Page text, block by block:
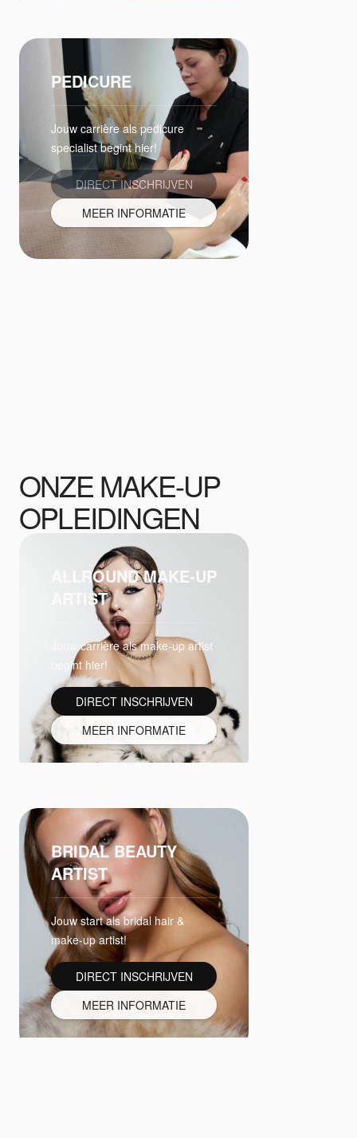
PEDICURE
Jouw carrière als pedicure
specialist begint hier!
DIRECT INSCHRIJVEN
MEER INFORMATIE
ONZE MAKE-UP
OPLEIDINGEN
ALLROUND MAKE-UP
ARTIST
Jouw carrière als make-up artist
begint hier!
DIRECT INSCHRIJVEN
MEER INFORMATIE
BRIDAL BEAUTY
ARTIST
Jouw start als bridal hair &
make-up artist!
DIRECT INSCHRIJVEN
MEER INFORMATIE